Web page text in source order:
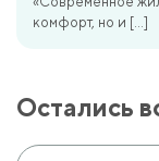
комфорт, но и […]
Остались